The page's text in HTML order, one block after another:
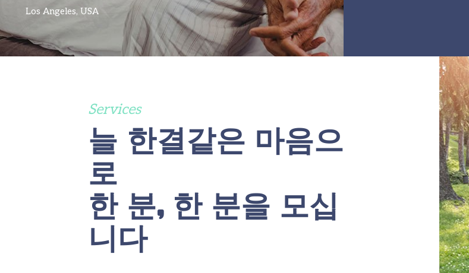
Los Angeles, USA
Services
늘 한결같은 마음으
로
한 분, 한 분을 모십
니다